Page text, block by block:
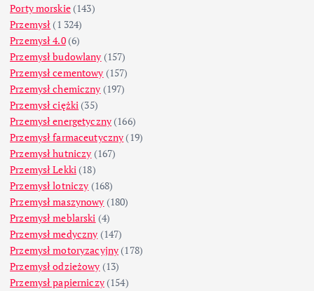
Porty morskie(143)
Przemysł (1 324)
Przemysł 4.0(6)
Przemysł budowlany (157)
Przemysł cementowy (157)
Przemysł chemiczny (197)
Przemysł ciężki (35)
Przemysł energetyczny (166)
Przemysł farmaceutyczny (19)
Przemysł hutniczy (167)
Przemysł Lekki (18)
Przemysł lotniczy (168)
Przemysł maszynowy (180)
Przemysł meblarski (4)
Przemysł medyczny (147)
Przemysł motoryzacyjny (178)
Przemysł odzieżowy (13)
Przemysł papierniczy(154)